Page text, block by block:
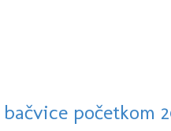
početkom